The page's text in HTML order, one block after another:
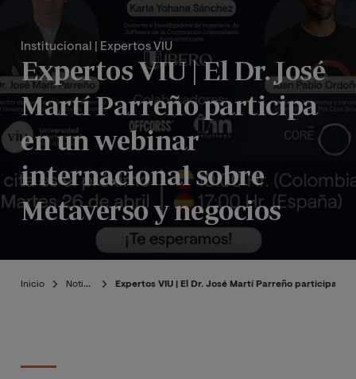
Institucional | Expertos VIU
Expertos VIU | El Dr. José
Martí Parreño participa
en un webinar
internacional sobre
Metaverso y negocios
Inicio Noticias Expertos VIU | El Dr. José Martí Parreño participa